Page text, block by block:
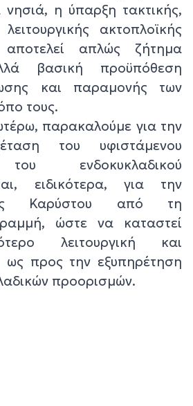
η ύπαρξη τακτικής,
ακτοπλοϊκής
απλώς ζήτημα
βασική προϋπόθεση
και παραμονής των
τους.
παρακαλούμε για την
του υφιστάμενου
ενδοκυκλαδικού
ειδικότερα, για την
Καρύστου από τη
ώστε να καταστεί
λειτουργική και
ως προς την εξυπηρέτηση
προορισμών.